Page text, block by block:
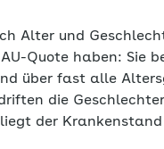
Alter und
Quote haben: Sie
über fast alle
die
der